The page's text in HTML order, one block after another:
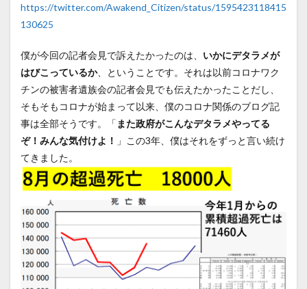
https://twitter.com/Awakend_Citizen/status/1595423118415
130625
僕が今回の記者会見で訴えたかったのは、 いかにデタラメが
はびこっているか、ということです。それは以前コロナワク
チンの被害者遺族会の記者会見でも伝えたかったことだし、
そもそもコロナが始まって以来、僕のコロナ関係のブログ記
事は全部そうです。「 また政府がこんなデタラメやってる
ぞ！みんな気付けよ！ 」この3年、僕はそれをずっと言い続け
てきました。